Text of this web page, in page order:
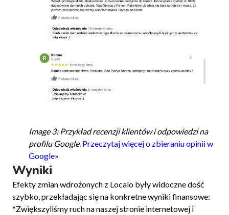
Image 3: Przykład recenzji klientów i odpowiedzi na
profilu Google. Przeczytaj więcej o zbieraniu opinii w
Google»
Wyniki
Efekty zmian wdrożonych z Localo były widoczne dość
szybko, przekładając się na konkretne wyniki finansowe:
*Zwiększyliśmy ruch na naszej stronie internetowej i